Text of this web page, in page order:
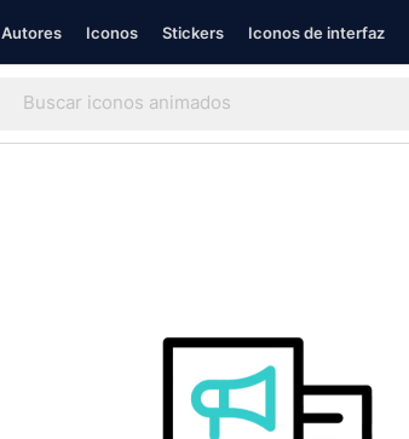
Autores Iconos Stickers Iconos de interfaz